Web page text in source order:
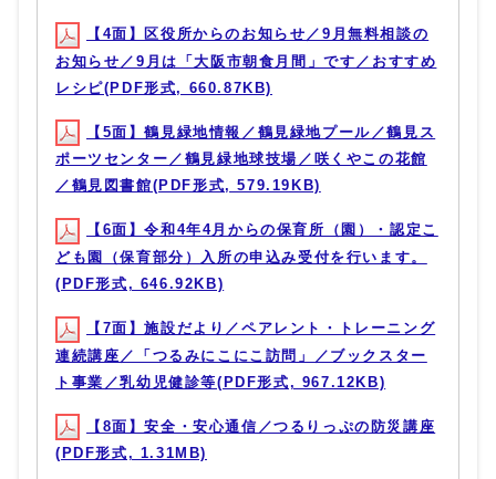
【4面】区役所からのお知らせ／9月無料相談の
お知らせ／9月は「大阪市朝食月間」です／おすすめ
レシピ(PDF形式, 660.87KB)
【5面】鶴見緑地情報／鶴見緑地プール／鶴見ス
ポーツセンター／鶴見緑地球技場／咲くやこの花館
／鶴見図書館(PDF形式, 579.19KB)
【6面】令和4年4月からの保育所（園）・認定こ
ども園（保育部分）入所の申込み受付を行います。
(PDF形式, 646.92KB)
【7面】施設だより／ペアレント・トレーニング
連続講座／「つるみにこにこ訪問」／ブックスター
ト事業／乳幼児健診等(PDF形式, 967.12KB)
【8面】安全・安心通信／つるりっぷの防災講座
(PDF形式, 1.31MB)